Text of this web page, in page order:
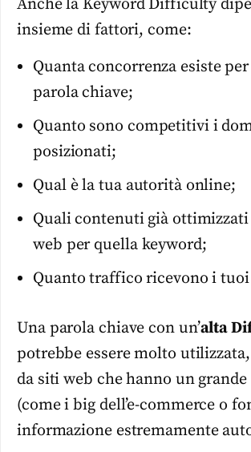
Anche la Keyword Difficulty
insieme di fattori, come:
Quanta concorrenza esiste
parola chiave;
Quanto sono competitivi i
posizionati;
Qual è la tua autorità online;
Quali contenuti già
web per quella keyword;
Quanto traffico ricevono i
Una parola chiave con un’alta
potrebbe essere molto
da siti web che hanno un grande
(come i big dell’e-commerce o
informazione estremamente